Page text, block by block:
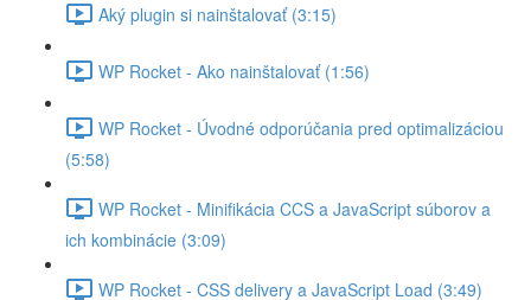
Aký plugin si nainštalovať (3:15)
WP Rocket - Ako nainštalovať (1:56)
WP Rocket - Úvodné odporúčania pred optimalizáciou
(5:58)
WP Rocket - Minifikácia CCS a JavaScript súborov a
ich kombinácie (3:09)
WP Rocket - CSS delivery a JavaScript Load (3:49)